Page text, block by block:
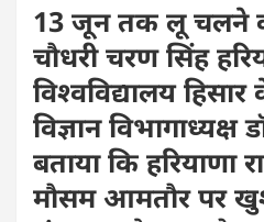
13 जून तक लू चलने
चौधरी चरण सिंह
विश्वविद्यालय
विज्ञान
बताया कि
मौसम आमतौर पर